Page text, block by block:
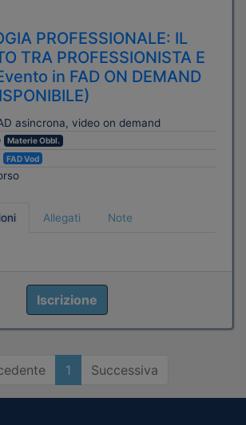
PROFESSIONALE: IL
TRA PROFESSIONISTA E
in FAD ON DEMAND
asincrona, video on demand
Materie Obbl.
FAD Vod
Allegati
Note
Iscrizione
1 Successiva